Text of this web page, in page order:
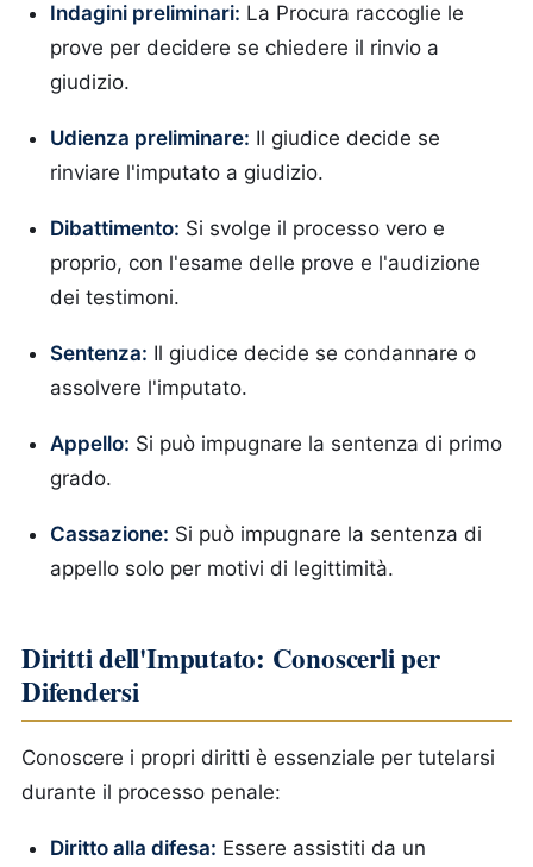
Indagini preliminari: La Procura raccoglie le
prove per decidere se chiedere il rinvio a
giudizio.
Udienza preliminare: Il giudice decide se
rinviare l'imputato a giudizio.
Dibattimento: Si svolge il processo vero e
proprio, con l'esame delle prove e l'audizione
dei testimoni.
Sentenza: Il giudice decide se condannare o
assolvere l'imputato.
Appello: Si può impugnare la sentenza di primo
grado.
Cassazione: Si può impugnare la sentenza di
appello solo per motivi di legittimità.
Diritti dell'Imputato: Conoscerli per
Difendersi
Conoscere i propri diritti è essenziale per tutelarsi
durante il processo penale:
Diritto alla difesa: Essere assistiti da un